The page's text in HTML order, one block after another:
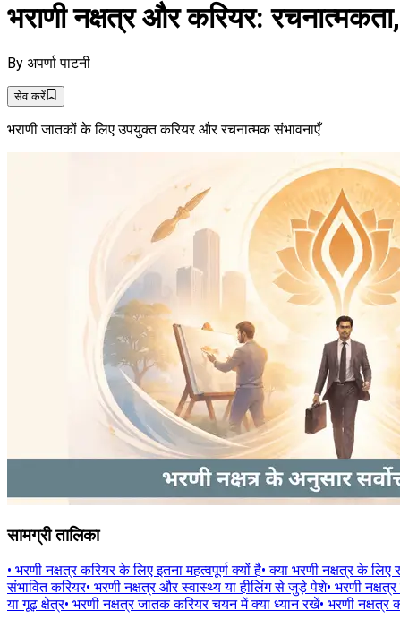
भराणी नक्षत्र और करियर:
By अपर्णा पाटनी
सेव करें
भराणी जातकों के लिए उपयुक्त करियर और रचनात्मक संभावनाएँ
सामग्री तालिका
• भरणी नक्षत्र करियर के लिए इतना महत्वपूर्ण क्यों है•क्या भरणी नक्षत्र के लिए
संभावित करियर• भरणी नक्षत्र और स्वास्थ्य या हीलिंग से जुड़े पेशे• भरणी नक्षत्र
या गूढ़ क्षेत्र• भरणी नक्षत्र जातक करियर चयन में क्या ध्यान रखें• भरणी नक्षत्र